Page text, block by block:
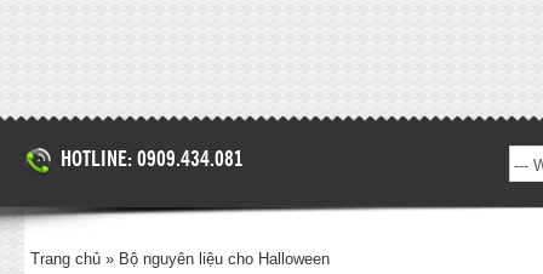
HOTLINE: 0909.434.081
Trang chủ » Bộ nguyên liệu cho Halloween